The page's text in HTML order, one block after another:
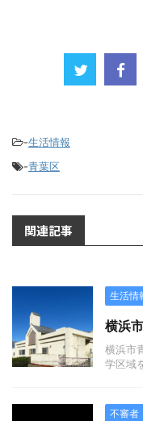
-生活情報
-青葉区
関連記事
生活情
横浜
横浜市
学区域
不審者